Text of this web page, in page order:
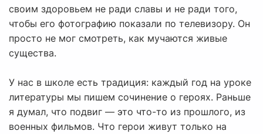
своим здоровьем не ради славы и не ради того,
чтобы его фотографию показали по телевизору. Он
просто не мог смотреть, как мучаются живые
существа.
У нас в школе есть традиция: каждый год на уроке
литературы мы пишем сочинение о героях. Раньше
я думал, что подвиг — это что-то из прошлого, из
военных фильмов. Что герои живут только на